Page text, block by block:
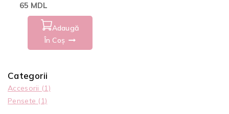
65 MDL
Adaugă
În Coș
Categorii
Accesorii (1)
Pensete (1)